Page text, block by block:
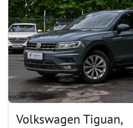
Volkswagen Tiguan,